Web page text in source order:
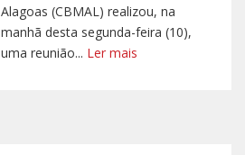
Alagoas (CBMAL) realizou, na
manhã desta segunda-feira (10),
uma reunião... Ler mais